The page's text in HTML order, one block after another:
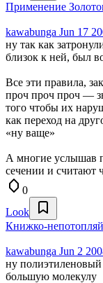
Применение
kawabunga Jun 17
ну так как
близок к ней, был
Все эти правила,
проч проч проч —
того чтобы их
как переход на
«ну ваще»
А многие услышав
сечении и считают
0
Look
Книжко-
kawabunga Jun 2
ну полиэтиленовый
большую молекулу